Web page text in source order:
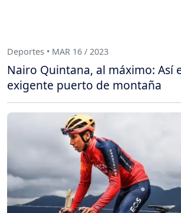
Deportes • MAR 16 / 2023
Nairo Quintana, al máximo: Así
exigente puerto de montaña